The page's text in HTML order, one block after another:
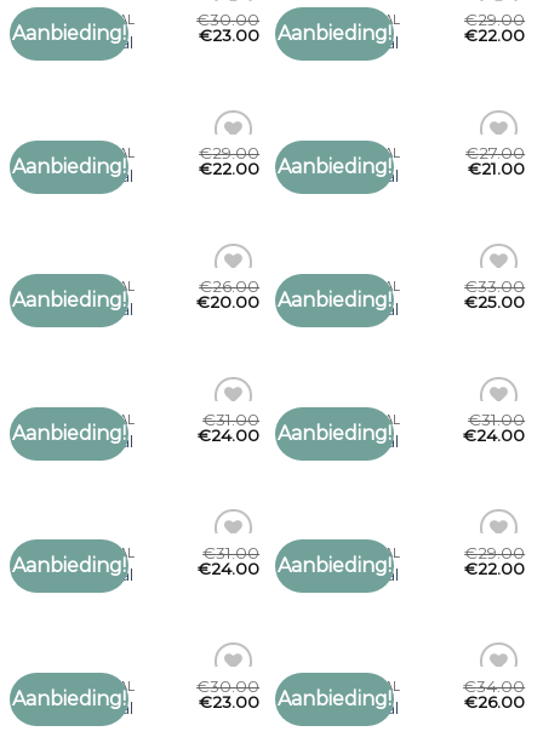
Aanbieding!
Toevoegen
MARCCAIN SJAAL
marccain sjaal
€30.00
€23.00 Aanbieding!
Toevoegen
MARCCAIN SJAAL
marccain sjaal
€29.00
€22.00
Aanbieding!
Toevoegen
MARCCAIN SJAAL
marccain sjaal
€29.00
€22.00 Aanbieding!
Toevoegen
MARCCAIN SJAAL
marccain sjaal
€27.00
€21.00
Aanbieding!
Toevoegen
MARCCAIN SJAAL
marccain sjaal
€26.00
€20.00 Aanbieding!
Toevoegen
MARCCAIN SJAAL
marccain sjaal
€33.00
€25.00
Aanbieding!
Toevoegen
MARCCAIN SJAAL
marccain sjaal
€31.00
€24.00 Aanbieding!
Toevoegen
MARCCAIN SJAAL
marccain sjaal
€31.00
€24.00
Aanbieding!
Toevoegen
MARCCAIN SJAAL
marccain sjaal
€31.00
€24.00 Aanbieding!
Toevoegen
MARCCAIN SJAAL
marccain sjaal
€29.00
€22.00
Aanbieding!
Toevoegen
MARCCAIN SJAAL
marccain sjaal
€30.00
€23.00 Aanbieding!
Toevoegen
MARCCAIN SJAAL
marccain sjaal
€34.00
€26.00